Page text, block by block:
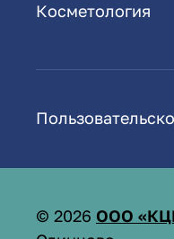
Косметология
© 2026 ООО